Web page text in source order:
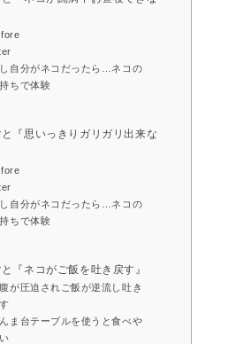
し自分がネコだったら…ネコの
ちで体験
『思いっきりガリガリ出来な
し自分がネコだったら…ネコの
ちで体験
『ネコがご飯を吐き戻す』
が圧迫されご飯が逆流し吐き
ま台テーブルを使うと食べや